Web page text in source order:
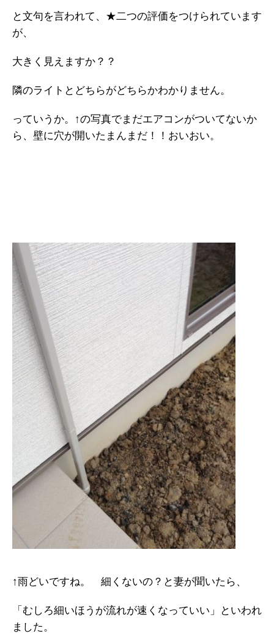
と文句を言われて、★二つの評価をつけられています
が、
大きく見えますか？？
隣のライトとどちらがどちらかわかりません。
っていうか。↑の写真でまだエアコンがついてないか
ら、壁に穴が開いたまんまだ！！おいおい。
↑雨どいですね。 細くないの？と妻が聞いたら、
「むしろ細いほうが流れが速くなっていい」といわれ
ました。